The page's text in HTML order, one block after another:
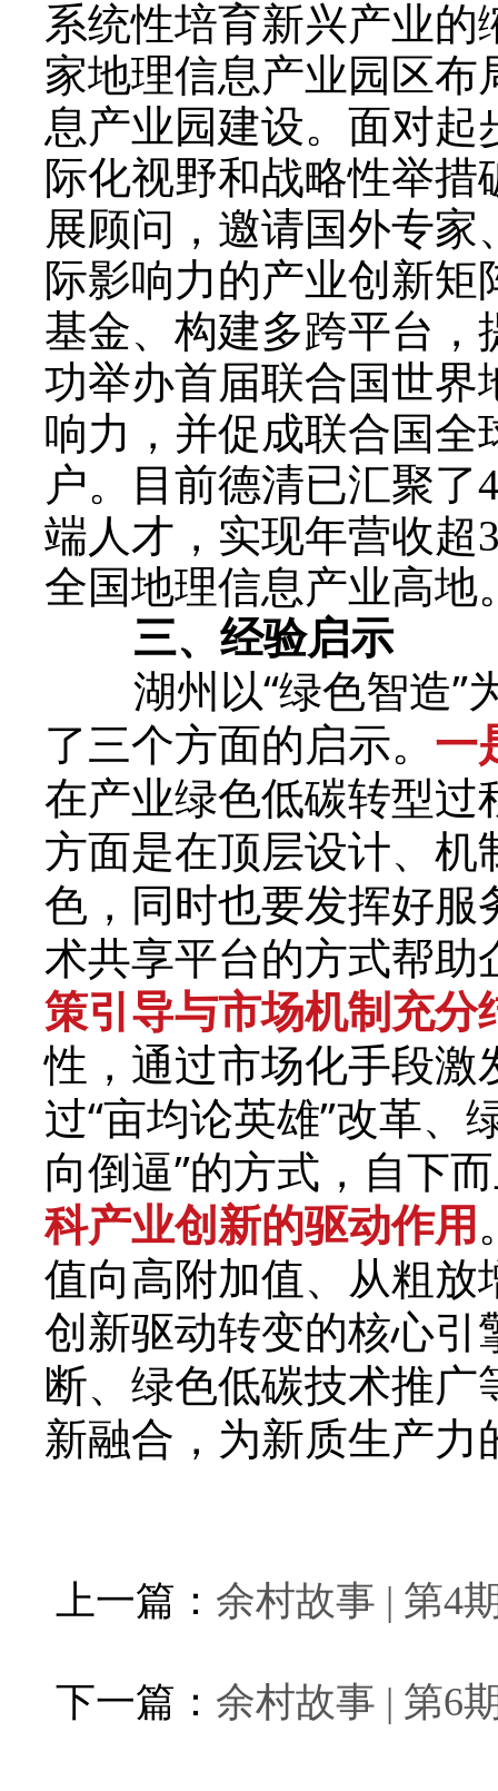
系统性培育新兴产业的
家地理信息产业园区
息产业园建设。面对起
际化视野和战略性举
展顾问，邀请国外专
际影响力的产业创新
基金、构建多跨平台，
功举办首届联合国世界
响力，并促成联合国全
户。目前德清已汇聚了
端人才，实现年营收超
全国地理信息产业高地
三、经验启示
湖州以“绿色智造”
了三个方面的启示。
一
在产业绿色低碳转型
方面是在顶层设计、
色，同时也要发挥好
术共享平台的方式帮
策引导与市场机制充分
性，通过市场化手段
过“亩均论英雄”改革、
向倒逼”的方式，自下
科产业创新的驱动作用
值向高附加值、从粗
创新驱动转变的核心
断、绿色低碳技术推
新融合，为新质生产
上一篇： 余村故事 | 第4
下一篇： 余村故事 | 第6